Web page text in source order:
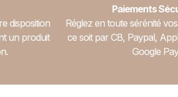
disposition
un produit
Paiements
Réglez en toute sérénité
ce soit par CB, Paypal,
Google